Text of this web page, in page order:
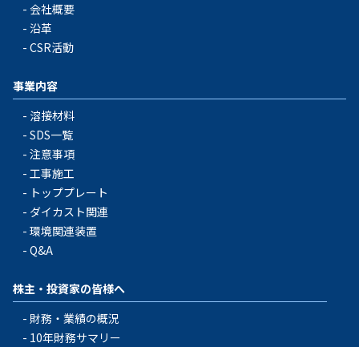
会社概要
沿革
CSR活動
事業内容
溶接材料
SDS一覧
注意事項
工事施工
トッププレート
ダイカスト関連
環境関連装置
Q&A
株主・投資家の皆様へ
財務・業績の概況
10年財務サマリー